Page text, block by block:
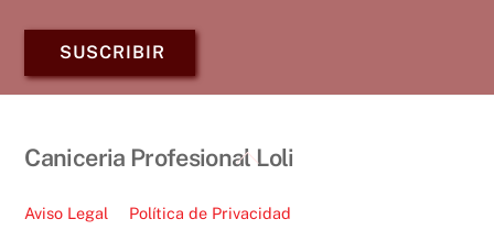
SUSCRIBIR
Back
Top
Caniceria Profesional Loli
Aviso Legal
Política de Privacidad